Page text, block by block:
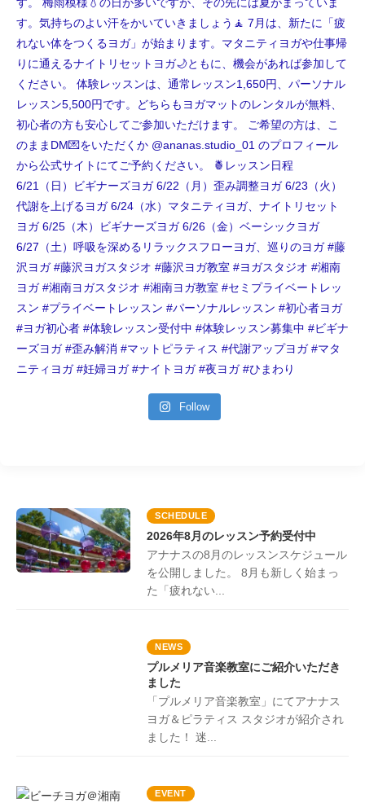
Follow
SCHEDULE
2026年8月のレッスン予約受付中
アナナスの8月のレッスンスケジュール
を公開しました。 8月も新しく始まっ
た「疲れない...
NEWS
プルメリア音楽教室にご紹介いただき
ました
「プルメリア音楽教室」にてアナナス
ヨガ＆ピラティス スタジオが紹介され
ました！ 迷...
EVENT